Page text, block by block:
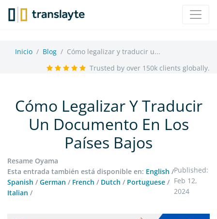
Inicio Blog
Cómo legalizar y traducir u...
Trusted by over 150k clients globally.
Cómo Legalizar Y Traducir
Un Documento En Los
Países Bajos
Resame Oyama
Esta entrada también está disponible en: English /
Spanish / German / French / Dutch / Portuguese /
Italian /
Published:
Feb 12,
2024